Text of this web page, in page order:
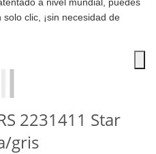
clic, ¡sin necesidad de
2231411 Star
gris